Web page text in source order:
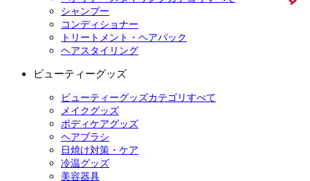
シャンプー
コンディショナー
トリートメント・ヘアパック
ヘアスタイリング
ビューティーグッズ
ビューティーグッズカテゴリすべて
メイクグッズ
ボディケアグッズ
ヘアブラシ
日焼け対策・ケア
冷温グッズ
美容器具